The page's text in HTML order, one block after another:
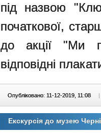
під назвою
початкової,
до акції "Ми
відповідні
Опубліковано: 11-12-2019, 11:08 |
Екскурсія до музею